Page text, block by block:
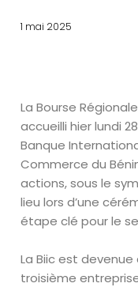
1 mai 2025
La Bourse
accueilli hier lundi
Banque
Commerce du
actions, sous le
lieu lors d’une
étape clé pour le
La Biic est devenue
troisième